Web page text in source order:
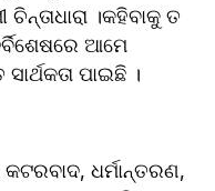
।କହିବାକୁ ତ
ଆମେ
ପାଇଛି ।
ଧର୍ମାନ୍ତରଣ,